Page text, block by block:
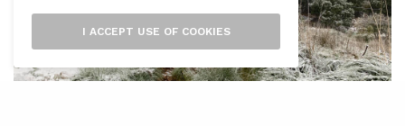
I ACCEPT USE OF COOKIES